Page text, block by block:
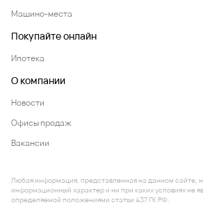
Машино-места
Покупайте онлайн
Ипотека
О компании
Новости
Офисы продаж
Вакансии
Любая информация, представленная на данном сайте,
информационный характер и ни при каких условиях не
определяемой положениями статьи 437 ГК РФ.